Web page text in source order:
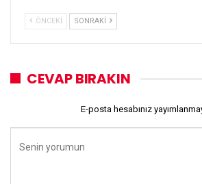
ÖNCEKI SONRAKI
CEVAP BIRAKIN
E-posta hesabınız